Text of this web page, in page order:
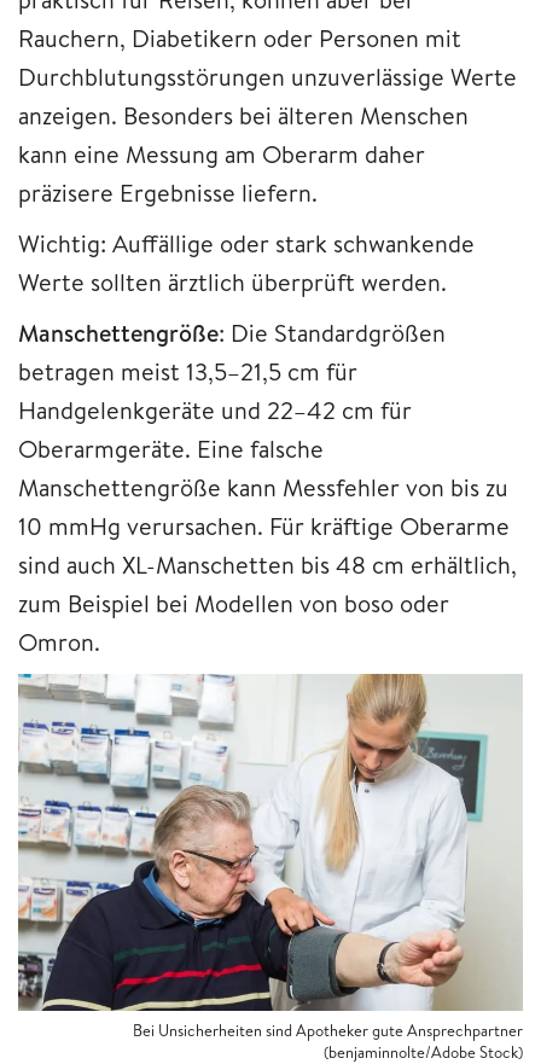
Rauchern, Diabetikern oder Personen mit
Durchblutungsstörungen unzuverlässige Werte
anzeigen. Besonders bei älteren Menschen
kann eine Messung am Oberarm daher
präzisere Ergebnisse liefern.
Wichtig: Auffällige oder stark schwankende
Werte sollten ärztlich überprüft werden.​
Manschettengröße: Die Standardgrößen
betragen meist 13,5–21,5 cm für
Handgelenkgeräte und 22–42 cm für
Oberarmgeräte. Eine falsche
Manschettengröße kann Messfehler von bis zu
10 mmHg verursachen. Für kräftige Oberarme
sind auch XL-Manschetten bis 48 cm erhältlich,
zum Beispiel bei Modellen von boso oder
Omron.​
Bei Unsicherheiten sind Apotheker gute Ansprechpartner
(benjaminnolte/Adobe Stock)